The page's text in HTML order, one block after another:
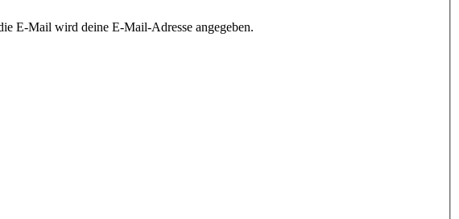
E-Mail wird deine E-Mail-Adresse angegeben.